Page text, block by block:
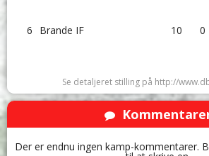
6 Brande IF 10 0
Se detaljeret stilling på http://
Der er endnu ingen kamp-kommentarer.